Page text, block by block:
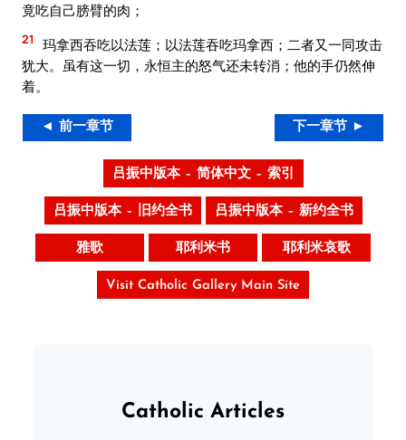
竟吃自己膀臂的肉；
21
玛拿西吞吃以法莲；以法莲吞吃玛拿西；二者又一同攻击
犹大。虽有这一切，永恒主的怒气还未转消；他的手仍然伸
着。
◄ 前一章节 下一章节 ►
吕振中版本 – 简体中文 – 索引
吕振中版本 – 旧约全书 吕振中版本 – 新约全书
雅歌 耶利米书 耶利米哀歌
Visit Catholic Gallery Main Site
Catholic Articles